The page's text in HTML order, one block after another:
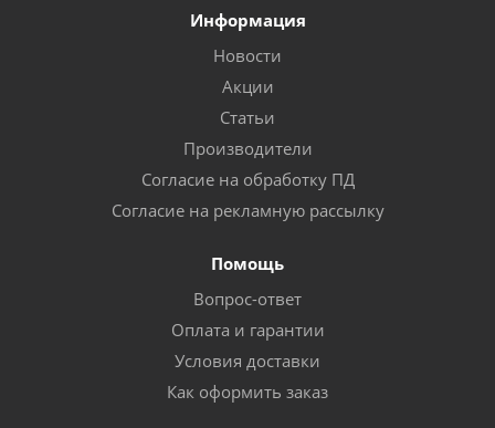
Информация
Новости
Акции
Статьи
Производители
Согласие на обработку ПД
Согласие на рекламную рассылку
Помощь
Вопрос-ответ
Оплата и гарантии
Условия доставки
Как оформить заказ